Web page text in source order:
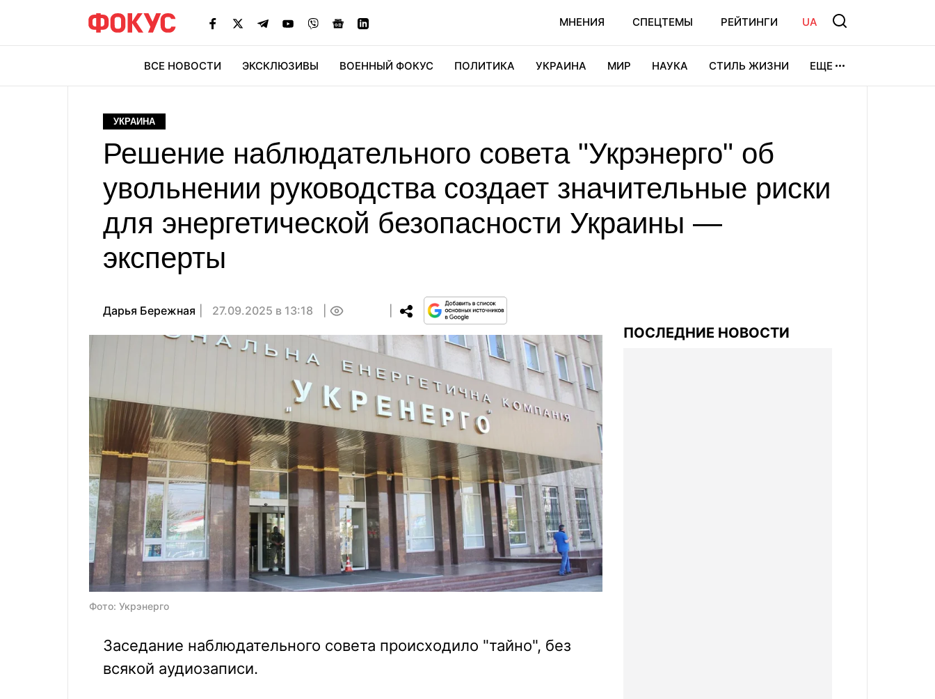
МНЕНИЯ СПЕЦТЕМЫ РЕЙТИНГИ UA
ВСЕ НОВОСТИ ЭКСКЛЮЗИВЫ ВОЕННЫЙ ФОКУС ПОЛИТИКА УКРАИНА МИР НАУКА СТИЛЬ ЖИЗНИ ЕЩЕ
УКРАИНА
Решение наблюдательного совета "Укрэнерго" об
увольнении руководства создает значительные риски
для энергетической безопасности Украины —
эксперты
Дарья Бережная 27.09.2025 в 13:18
Фото: Укрэнерго
Заседание наблюдательного совета происходило "тайно", без
всякой аудиозаписи.
ПОСЛЕДНИЕ НОВОСТИ